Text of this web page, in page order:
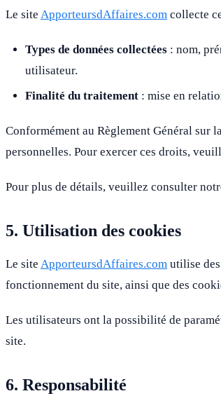
Le site ApporteursdAffaires.com collecte
Types de données collectées : nom,
utilisateur.
Finalité du traitement : mise en
Conformément au Règlement Général sur
personnelles. Pour exercer ces droits,
Pour plus de détails, veuillez consulter
5. Utilisation des cookies
Le site ApporteursdAffaires.com utilise
fonctionnement du site, ainsi que des
Les utilisateurs ont la possibilité de
site.
6. Responsabilité